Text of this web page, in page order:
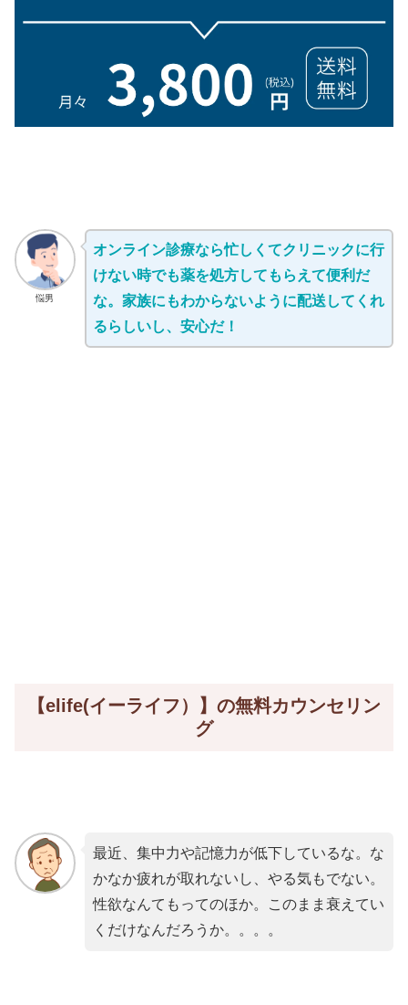
悩男
オンライン診療なら忙しくてクリニックに行
けない時でも薬を処方してもらえて便利だ
な。家族にもわからないように配送してくれ
るらしいし、安心だ！
【elife(イーライフ）】の無料カウンセリン
グ
最近、集中力や記憶力が低下しているな。な
かなか疲れが取れないし、やる気もでない。
性欲なんてもってのほか。このまま衰えてい
くだけなんだろうか。。。。